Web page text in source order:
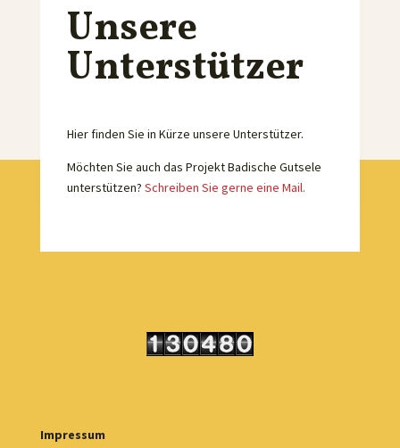
Unsere
Unterstützer
Hier finden Sie in Kürze unsere Unterstützer.
Möchten Sie auch das Projekt Badische Gutsele
unterstützen? Schreiben Sie gerne eine Mail.
Impressum